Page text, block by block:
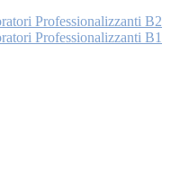
Professionalizzanti B2
Professionalizzanti B1